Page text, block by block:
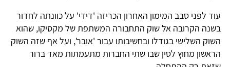
עוד לפני סבב המימון האחרון הכריזה 'דידי' על כוונתה לחדור
בשנה הקרובה אל שוק התחבורה המשתפת של מקסיקו, שהוא
השוק השלישי בגודלו ובחשיבותו עבור 'אובר', ועל אף שזה השוק
הראשון מחוץ לסין שבו שתי החברות מתעמתות מאד ברור